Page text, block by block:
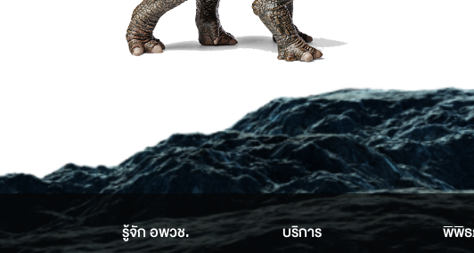
รู้จัก อพวช. บริการ พิพิ